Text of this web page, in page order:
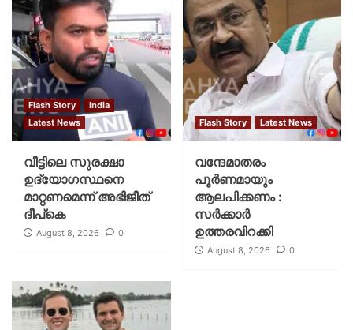
Flash Story
India
Latest News
വീട്ടിലെ സുരക്ഷാ
ഉദ്യോഗസ്ഥനെ
മാറ്റണമെന്ന് അഭിജീത്
ദീപ്‌കെ
August 8, 2026 0
Flash Story Latest News
വന്ദേമാതരം
പൂര്‍ണമായും
ആലപിക്കണം :
സര്‍ക്കാര്‍
ഉത്തരവിറക്കി
August 8, 2026 0